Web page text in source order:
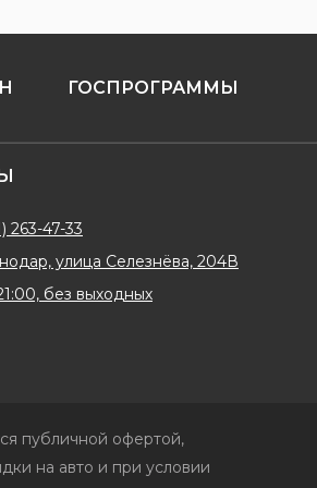
ГОСПРОГРАММЫ
263-47-33
улица Селезнёва, 204В
без выходных
публичной офертой,
на авто и при условии